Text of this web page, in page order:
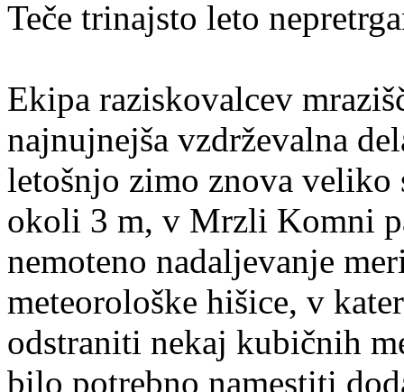
Teče trinajsto leto
Ekipa raziskovalcev
najnujnejša vzdrževalna
letošnjo zimo znova veliko
okoli 3 m, v Mrzli Komni
nemoteno nadaljevanje
meteorološke hišice, v
odstraniti nekaj kubičnih
bilo potrebno namestiti